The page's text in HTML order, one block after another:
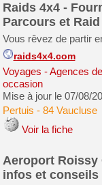
Raids 4x4 -
Parcours et
Vous rêvez de partir
raids4x4.com
Voyages - Agences
occasion
Mise à jour le 07/08/
Pertuis - 84 Vaucluse
Voir la fiche
Aeroport Roissy
infos et conseils